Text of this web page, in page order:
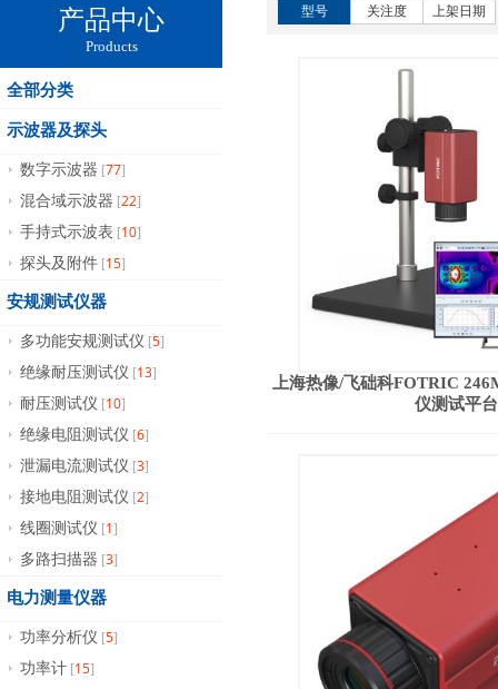
产品中心
Products
全部分类
示波器及探头
数字示波器 [77]
混合域示波器 [22]
手持式示波表 [10]
探头及附件 [15]
安规测试仪器
多功能安规测试仪 [5]
绝缘耐压测试仪 [13]
耐压测试仪 [10]
绝缘电阻测试仪 [6]
泄漏电流测试仪 [3]
接地电阻测试仪 [2]
线圈测试仪 [1]
多路扫描器 [3]
电力测量仪器
功率分析仪 [5]
功率计 [15]
型号 关注度 上架日期
上海热像/飞础科FOTRIC
仪测试平台